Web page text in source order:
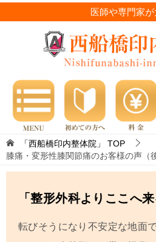
医師や専門家
「西船橋印内整体院」
TOP
膝痛・変形性膝関節痛のお客様の声（
「整形外科よりここへ来
転びそうになり不安定な地面